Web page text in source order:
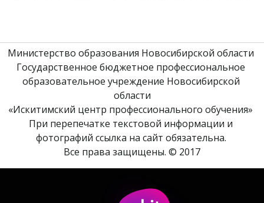
Министерство образования Новосибирской области
Государственное бюджетное профессиональное
образовательное учреждение Новосибирской
области
«Искитимский центр профессионального обучения»
При перепечатке текстовой информации и
фотографий ссылка на сайт обязательна.
Все права защищены. © 2017